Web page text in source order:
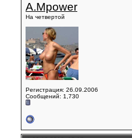
A.Mpower
На четвертой
Регистрация: 26.09.2006
Сообщений: 1,730